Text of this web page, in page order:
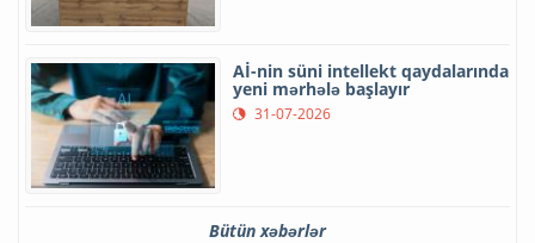
Aİ-nin süni intellekt qaydalarında
yeni mərhələ başlayır
31-07-2026
Bütün xəbərlər